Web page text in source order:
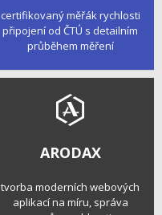
certifikovaný měřák rychlosti
připojení od ČTÚ s detailním
průběhem měření
ARODAX
tvorba moderních webových
aplikací na míru, správa